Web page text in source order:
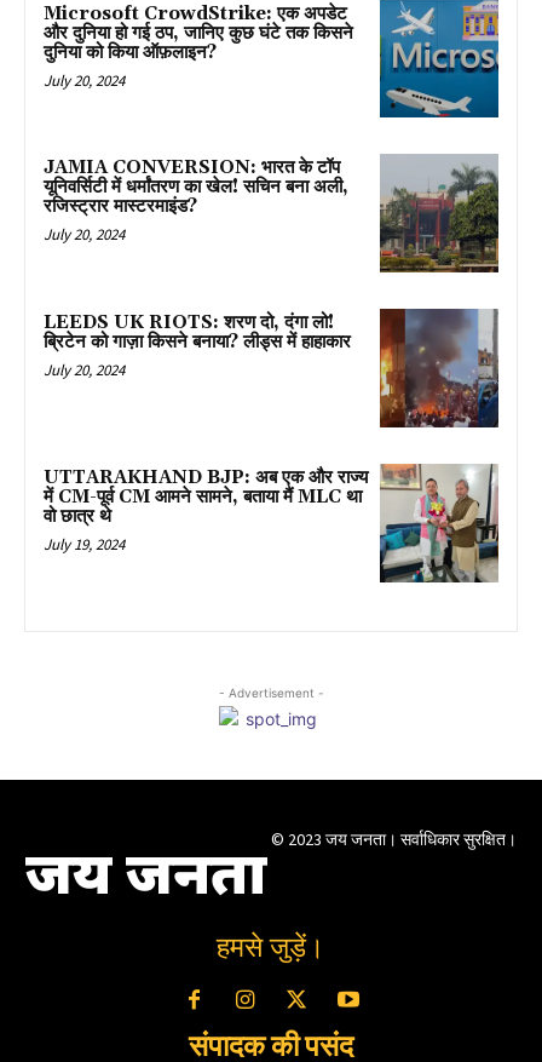
Microsoft CrowdStrike: एक अपडेट
और दुनिया हो गई ठप, जानिए कुछ घंटे तक किसने
दुनिया को किया ऑफ़लाइन?
July 20, 2024
JAMIA CONVERSION: भारत के टॉप
यूनिवर्सिटी में धर्मांतरण का खेल! सचिन बना अली,
रजिस्ट्रार मास्टरमाइंड?
July 20, 2024
LEEDS UK RIOTS: शरण दो, दंगा लो!
ब्रिटेन को गाज़ा किसने बनाया? लीड्स में हाहाकार
July 20, 2024
UTTARAKHAND BJP: अब एक और राज्य
में CM-पूर्व CM आमने सामने, बताया मैं MLC था
वो छात्र थे
July 19, 2024
- Advertisement -
जय जनता © 2023 जय जनता। सर्वाधिकार सुरक्षित।
हमसे जुड़ें।
संपादक की पसंद